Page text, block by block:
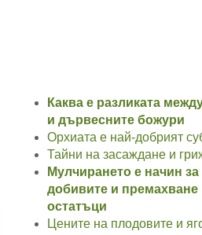
Каква е разликата
и дървесните божури
Орхиата е най-добрият
Тайни на засаждане и
Мулчирането е начин
добивите и премахване
остатъци
Цените на плодовите и